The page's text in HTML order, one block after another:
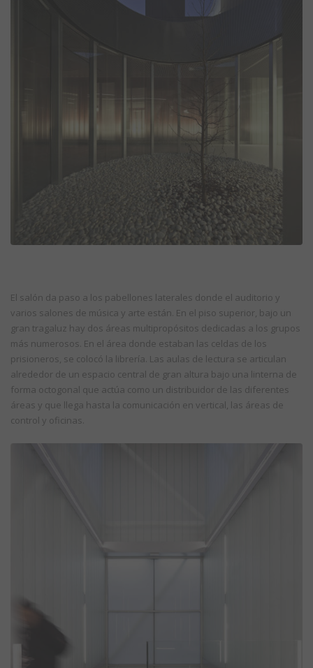
El salón da paso a los pabellones laterales donde el auditorio y
varios salones de música y arte están. En el piso superior, bajo un
gran tragaluz hay dos áreas multipropósitos dedicadas a los grupos
más numerosos. En el área donde estaban las celdas de los
prisioneros, se colocó la librería. Las aulas de lectura se articulan
alrededor de un espacio central de gran altura bajo una linterna de
forma octogonal que actúa como un distribuidor de las diferentes
áreas y que llega hasta la comunicación en vertical, las áreas de
control y oficinas.